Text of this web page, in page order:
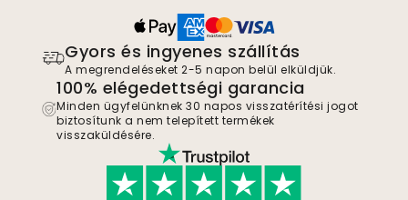
Gyors és ingyenes szállítás
A megrendeléseket 2-5 napon belül elküldjük.
100% elégedettségi garancia
Minden ügyfelünknek 30 napos visszatérítési jogot
biztosítunk a nem telepített termékek
visszaküldésére.